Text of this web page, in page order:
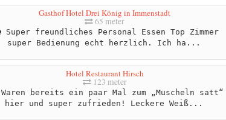
Gasthof Hotel Drei König in Immenstadt
65 meter
Super freundliches Personal Essen Top Zimmer
super Bedienung echt herzlich. Ich ha...
Hotel Restaurant Hirsch
123 meter
Waren bereits ein paar Mal zum „Muscheln satt“
hier und super zufrieden! Leckere Weiß...